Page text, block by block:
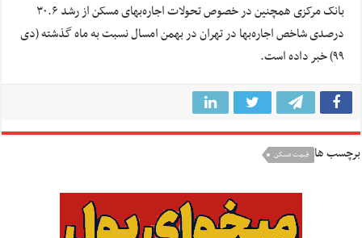
بانک مرکزی همچنین در خصوص تحولات اجاره‌بهای مسکن از رشد ۳۰.۶
درصدی شاخص اجاره‌بها در تهران در بهمن امسال نسبت به ماه گذشته (دی
۹۹) خبر داده است.
برچسب ها قیمت مسکن